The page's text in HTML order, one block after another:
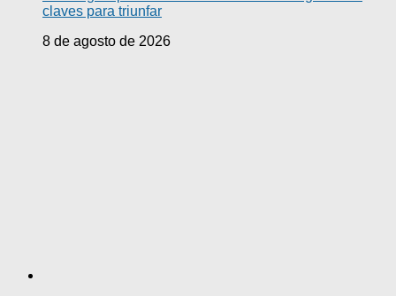
claves para triunfar
8 de agosto de 2026